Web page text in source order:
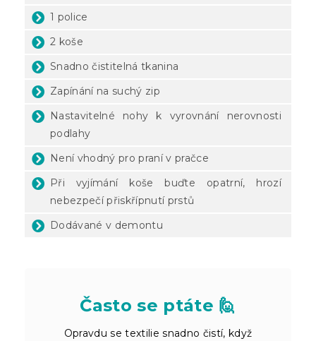
1 police
2 koše
Snadno čistitelná tkanina
Zapínání na suchý zip
Nastavitelné nohy k vyrovnání nerovnosti
podlahy
Není vhodný pro praní v pračce
Při vyjímání koše buďte opatrní, hrozí
nebezpečí přiskřípnutí prstů
Dodávané v demontu
Často se ptáte 🙋
Opravdu se textilie snadno čistí, když